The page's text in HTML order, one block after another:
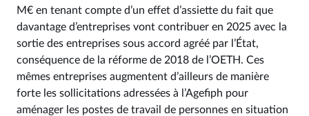
M€ en tenant compte d’un effet d’assiette du fait que
davantage d’entreprises vont contribuer en 2025 avec la
sortie des entreprises sous accord agréé par l’État,
conséquence de la réforme de 2018 de l’OETH. Ces
mêmes entreprises augmentent d’ailleurs de manière
forte les sollicitations adressées à l’Agefiph pour
aménager les postes de travail de personnes en situation